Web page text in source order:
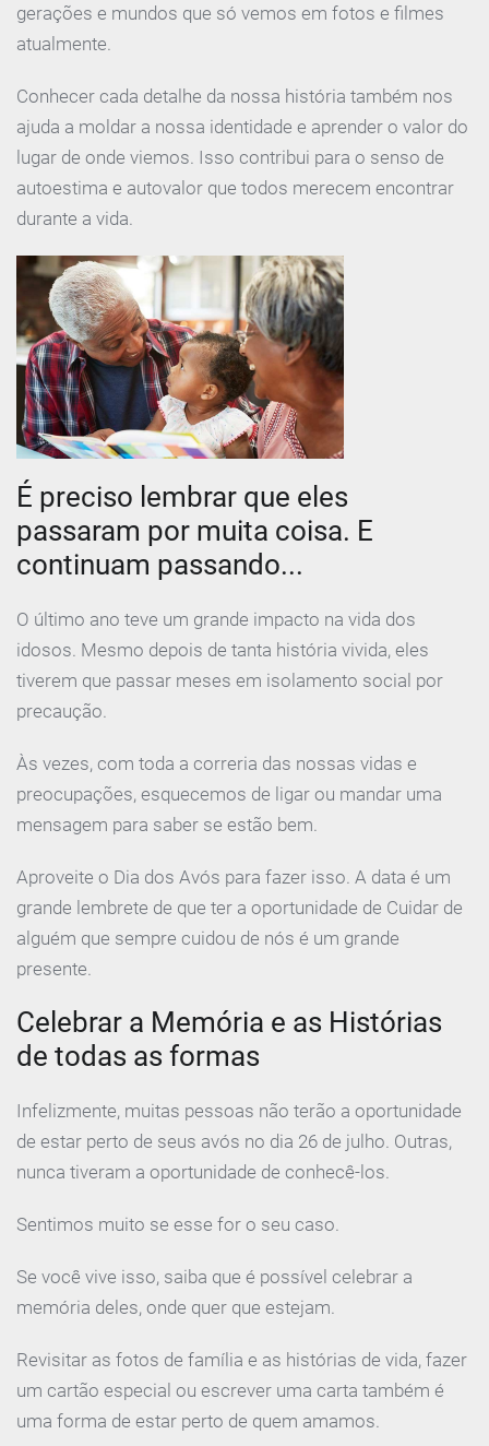
gerações e mundos que só vemos em fotos e filmes
atualmente.
Conhecer cada detalhe da nossa história também nos
ajuda a moldar a nossa identidade e aprender o valor do
lugar de onde viemos. Isso contribui para o senso de
autoestima e autovalor que todos merecem encontrar
durante a vida.
É preciso lembrar que eles
passaram por muita coisa. E
continuam passando...
O último ano teve um grande impacto na vida dos
idosos. Mesmo depois de tanta história vivida, eles
tiverem que passar meses em isolamento social por
precaução.
Às vezes, com toda a correria das nossas vidas e
preocupações, esquecemos de ligar ou mandar uma
mensagem para saber se estão bem.
Aproveite o Dia dos Avós para fazer isso. A data é um
grande lembrete de que ter a oportunidade de Cuidar de
alguém que sempre cuidou de nós é um grande
presente.
Celebrar a Memória e as Histórias
de todas as formas
Infelizmente, muitas pessoas não terão a oportunidade
de estar perto de seus avós no dia 26 de julho. Outras,
nunca tiveram a oportunidade de conhecê-los.
Sentimos muito se esse for o seu caso.
Se você vive isso, saiba que é possível celebrar a
memória deles, onde quer que estejam.
Revisitar as fotos de família e as histórias de vida, fazer
um cartão especial ou escrever uma carta também é
uma forma de estar perto de quem amamos.